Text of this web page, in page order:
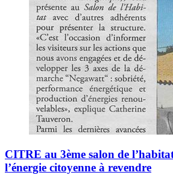
CITRE au 3ème salon de
l’énergie citoyenne à revendre